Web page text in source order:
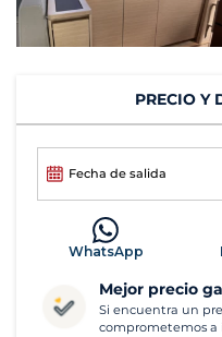
PRECIO Y
Fecha de salida
WhatsApp
Mejor precio
Si encuentra un
comprometemos a